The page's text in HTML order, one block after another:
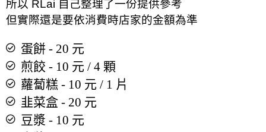
所以 RLai 自己整理了一份提供參考
但實際還是要依消費時店家的金額為準
蛋餅 - 20 元
煎餃 - 10 元 / 4 顆
蘿蔔糕 - 10 元 / 1 片
韭菜盒 - 20 元
豆漿 - 10 元